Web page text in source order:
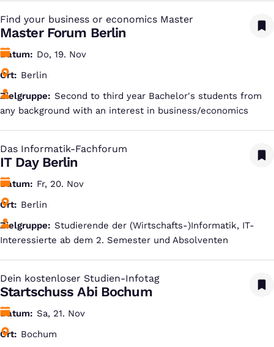
Find your business or economics Master
:
Master Forum Berlin
Datum
Do, 19. Nov
Ort
Berlin
Zielgruppe
Second to third year Bachelor's students from
any background with an interest in business/economics
Das Informatik-Fachforum
:
IT Day Berlin
Datum
Fr, 20. Nov
Ort
Berlin
Zielgruppe
Studierende der (Wirtschafts-)Informatik, IT-
Interessierte ab dem 2. Semester und Absolventen
Dein kostenloser Studien-Infotag
:
Startschuss Abi Bochum
Datum
Sa, 21. Nov
Ort
Bochum